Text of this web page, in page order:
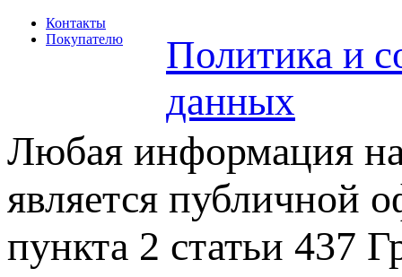
Контакты
Покупателю
Политика и
данных
Любая информация на
является публичной
пункта 2 статьи 437